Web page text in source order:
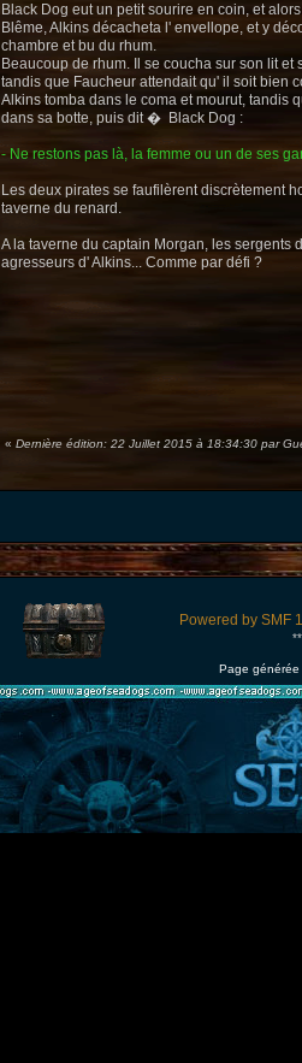
Black Dog eut un petit sourire en coin, et
Blême, Alkins décacheta l' envellope, et y
chambre et bu du rhum.
Beaucoup de rhum. Il se coucha sur son lit
tandis que Faucheur attendait qu' il soit bien
Alkins tomba dans le coma et mourut, tandis
dans sa botte, puis dit � Black Dog :
- Ne restons pas là, la femme ou un de ses
Les deux pirates se faufilèrent discrètement
taverne du renard.
A la taverne du captain Morgan, les
agresseurs d' Alkins... Comme par défi ?
« Dernière édition: 22 Juillet 2015 à 18:34:30 par
Powered by SMF
Page